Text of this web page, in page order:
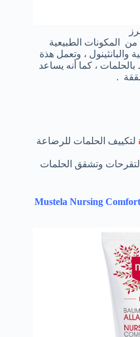
المكونات الطبيعية
والبانثينول ، وتعمل هذة
، كما أنه يساعد
.
لتكييف الحلمات للرضاعة
وتشقق الحلمات
Mustela Nursing Comfort